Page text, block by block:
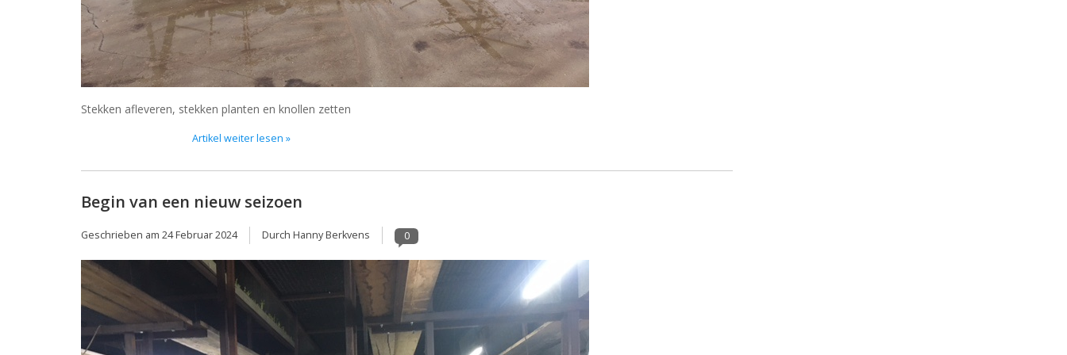
Stekken afleveren, stekken planten en knollen zetten
Artikel weiter lesen »
Begin van een nieuw seizoen
Geschrieben am 24 Februar 2024 Durch Hanny Berkvens 0